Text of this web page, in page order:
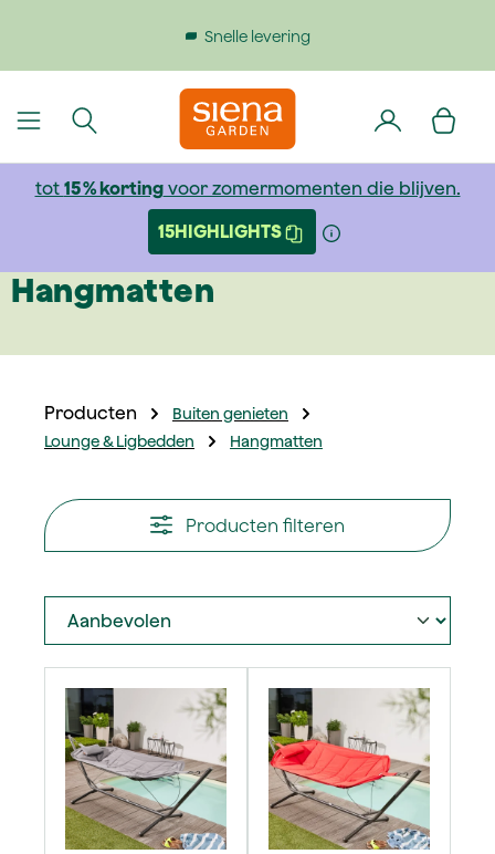
Snelle levering
tot 15 % kortingvoor zomermomenten die blijven.
15HIGHLIGHTS
Hangmatten
Producten
Buiten genieten
Lounge & Ligbedden
Hangmatten
Producten filteren